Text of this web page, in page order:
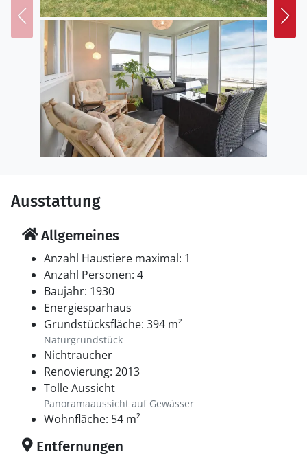
Ausstattung
Allgemeines
Anzahl Haustiere maximal: 1
Anzahl Personen: 4
Baujahr: 1930
Energiesparhaus
Grundstücksfläche: 394 m²
Naturgrundstück
Nichtraucher
Renovierung: 2013
Tolle Aussicht
Panoramaaussicht auf Gewässer
Wohnfläche: 54 m²
Entfernungen